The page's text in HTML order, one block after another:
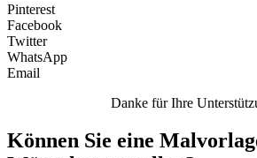
Transport
Valentinstag und Liebe
Winter und Weihnachten
Unkategorisiert
Pinterest
Facebook
Twitter
WhatsApp
Email
Danke für Ihre
Können Sie eine